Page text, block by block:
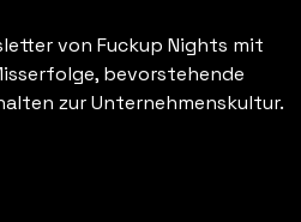
von Fuckup Nights mit
bevorstehende
zur Unternehmenskultur.